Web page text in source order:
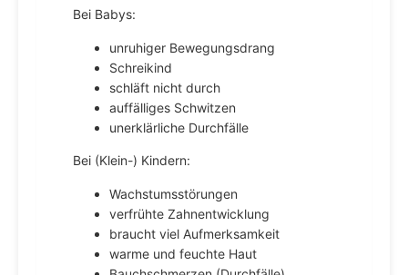
Bei Babys:
unruhiger Bewegungsdrang
Schreikind
schläft nicht durch
auffälliges Schwitzen
unerklärliche Durchfälle
Bei (Klein-) Kindern:
Wachstumsstörungen
verfrühte Zahnentwicklung
braucht viel Aufmerksamkeit
warme und feuchte Haut